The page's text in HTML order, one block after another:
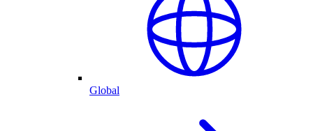
Global